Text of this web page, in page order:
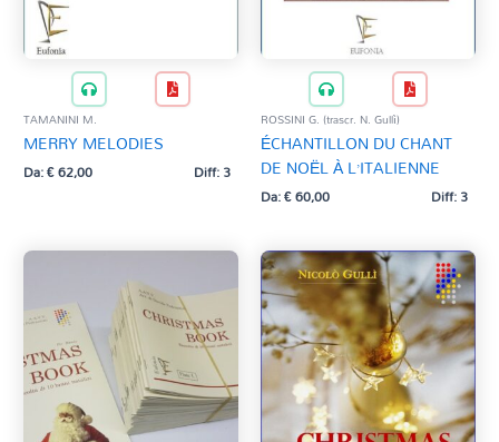
TAMANINI M.
MERRY MELODIES
Da:€62,00 Diff: 3
ROSSINI G. (trascr. N. Gullì)
ÉCHANTILLON DU CHANT
DE NOËL À L’ITALIENNE
Da:€60,00 Diff: 3